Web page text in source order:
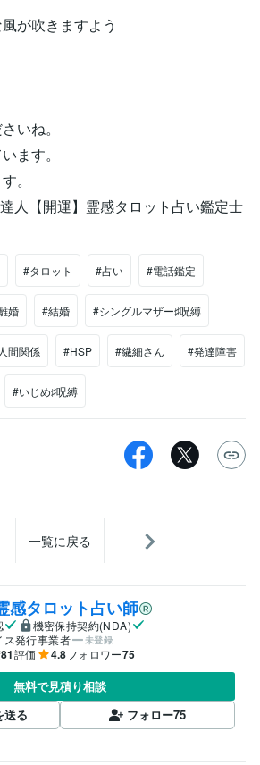
が吹きますよう
いね。
ます。
。
人【開運】霊感タロット占い鑑定士
#タロット #占い #電話鑑定
婚 #結婚 #シングルマザー♯呪縛
間関係 #HSP #繊細さん #発達障害
#いじめ♯呪縛
一覧に戻る
感タロット占い師
機密保持契約(NDA)
ス発行事業者
未登録
81評価 4.8フォロワー75
無料で見積り相談
送る
フォロー75